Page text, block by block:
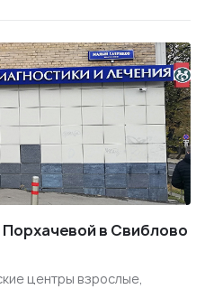
в Свиблово
центры взрослые,